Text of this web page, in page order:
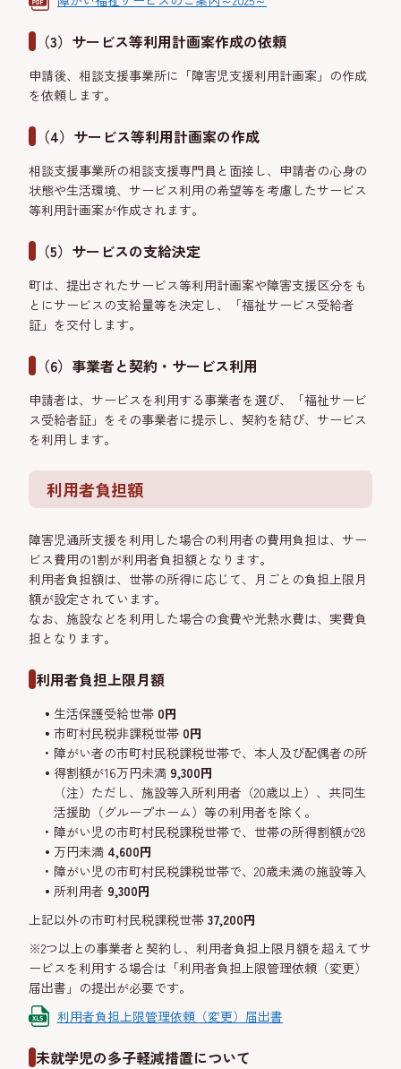
（3）サービス等利用計画案作成の依頼
申請後、相談支援事業所に「障害児支援利用計画案」の作成
を依頼します。
（4）サービス等利用計画案の作成
相談支援事業所の相談支援専門員と面接し、申請者の心身の
状態や生活環境、サービス利用の希望等を考慮したサービス
等利用計画案が作成されます。
（5）サービスの支給決定
町は、提出されたサービス等利用計画案や障害支援区分をも
とにサービスの支給量等を決定し、「福祉サービス受給者
証」を交付します。
（6）事業者と契約・サービス利用
申請者は、サービスを利用する事業者を選び、「福祉サービ
ス受給者証」をその事業者に提示し、契約を結び、サービス
を利用します。
利用者負担額
障害児通所支援を利用した場合の利用者の費用負担は、サー
ビス費用の1割が利用者負担額となります。
利用者負担額は、世帯の所得に応じて、月ごとの負担上限月
額が設定されています。
なお、施設などを利用した場合の食費や光熱水費は、実費負
担となります。
利用者負担上限月額
生活保護受給世帯 0円
市町村民税非課税世帯 0円
障がい者の市町村民税課税世帯で、本人及び配偶者の所
得割額が16万円未満 9,300円
（注）ただし、施設等入所利用者（20歳以上）、共同生
活援助（グループホーム）等の利用者を除く。
障がい児の市町村民税課税世帯で、世帯の所得割額が28
万円未満 4,600円
障がい児の市町村民税課税世帯で、20歳未満の施設等入
所利用者 9,300円
上記以外の市町村民税課税世帯 37,200円
※2つ以上の事業者と契約し、利用者負担上限月額を超えてサ
ービスを利用する場合は「利用者負担上限管理依頼（変更）
届出書」の提出が必要です。
利用者負担上限管理依頼（変更）届出書
未就学児の多子軽減措置について